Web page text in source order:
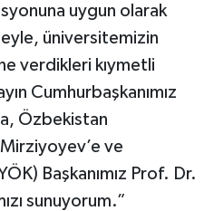
uygun olarak
üniversitemizin
verdikleri kıymetli
Cumhurbaşkanımız
Özbekistan
ve
Başkanımız Prof. Dr.
sunuyorum.”